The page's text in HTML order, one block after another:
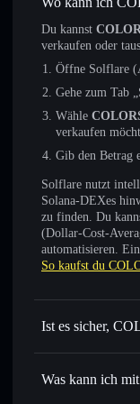
Du kannst
verkaufen oder
Öffne Solflare
Gehe zum Tab
Wähle
verkaufen
Gib den Betrag
Solflare nutzt
Solana-DEXes
zu finden. Du
(Dollar-Cost-
automatisieren.
So kaufst du
Ist es sicher,
COLORS
Was kann ich